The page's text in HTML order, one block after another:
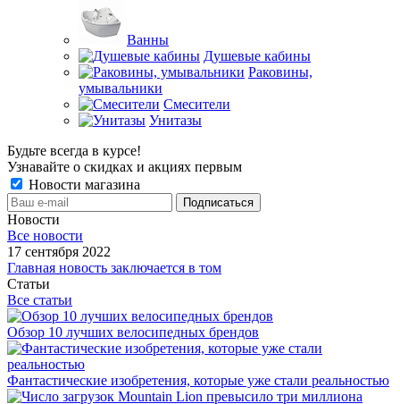
Ванны
Душевые кабины
Раковины,
умывальники
Смесители
Унитазы
Будьте всегда в курсе!
Узнавайте о скидках и акциях первым
Новости магазина
Новости
Все новости
17 сентября 2022
Главная новость заключается в том
Статьи
Все статьи
Обзор 10 лучших велосипедных брендов
Фантастические изобретения, которые уже стали реальностью